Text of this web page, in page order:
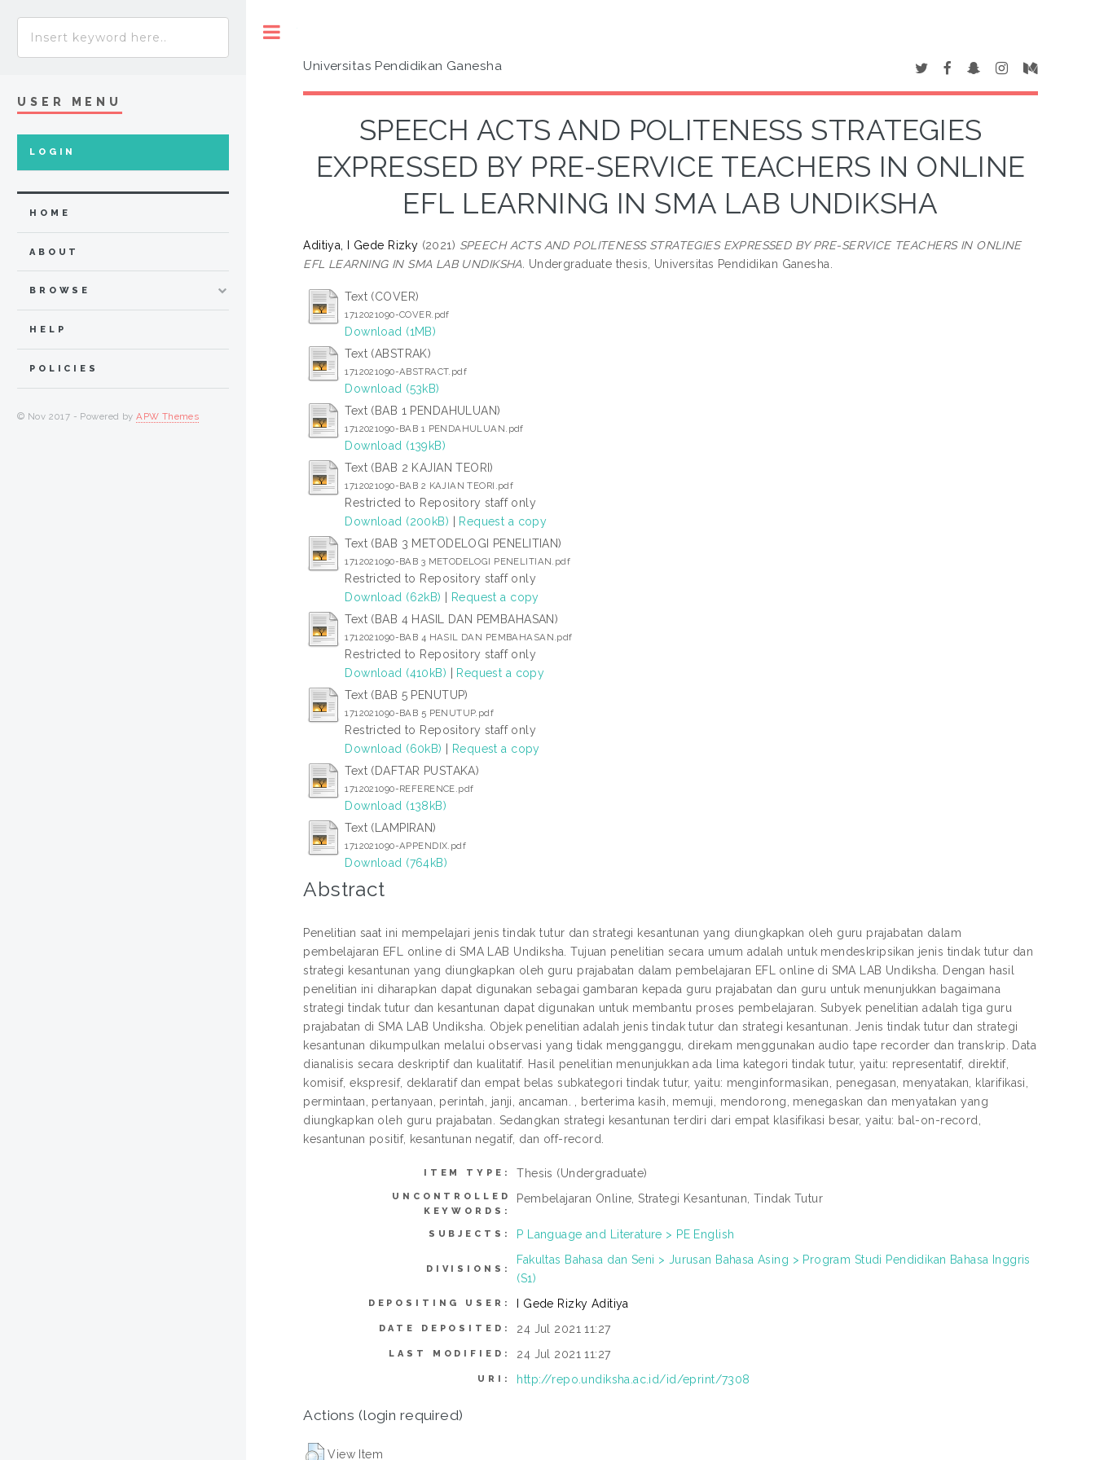
Universitas Pendidikan Ganesha
SPEECH ACTS AND POLITENESS STRATEGIES
EXPRESSED BY PRE-SERVICE TEACHERS IN ONLINE
EFL LEARNING IN SMA LAB UNDIKSHA
Aditiya, I Gede Rizky (2021) SPEECH ACTS AND POLITENESS STRATEGIES EXPRESSED BY PRE-SERVICE TEACHERS IN ONLINE
EFL LEARNING IN SMA LAB UNDIKSHA. Undergraduate thesis, Universitas Pendidikan Ganesha.
Text (COVER)
1712021090-COVER.pdf
Download (1MB)
Text (ABSTRAK)
1712021090-ABSTRACT.pdf
Download (53kB)
Text (BAB 1 PENDAHULUAN)
1712021090-BAB 1 PENDAHULUAN.pdf
Download (139kB)
Text (BAB 2 KAJIAN TEORI)
1712021090-BAB 2 KAJIAN TEORI.pdf
Restricted to Repository staff only
Download (200kB) | Request a copy
Text (BAB 3 METODELOGI PENELITIAN)
1712021090-BAB 3 METODELOGI PENELITIAN.pdf
Restricted to Repository staff only
Download (62kB) | Request a copy
Text (BAB 4 HASIL DAN PEMBAHASAN)
1712021090-BAB 4 HASIL DAN PEMBAHASAN.pdf
Restricted to Repository staff only
Download (410kB) | Request a copy
Text (BAB 5 PENUTUP)
1712021090-BAB 5 PENUTUP.pdf
Restricted to Repository staff only
Download (60kB) | Request a copy
Text (DAFTAR PUSTAKA)
1712021090-REFERENCE.pdf
Download (138kB)
Text (LAMPIRAN)
1712021090-APPENDIX.pdf
Download (764kB)
Abstract
Penelitian saat ini mempelajari jenis tindak tutur dan strategi kesantunan yang diungkapkan oleh guru prajabatan dalam
pembelajaran EFL online di SMA LAB Undiksha. Tujuan penelitian secara umum adalah untuk mendeskripsikan jenis tindak tutur dan
strategi kesantunan yang diungkapkan oleh guru prajabatan dalam pembelajaran EFL online di SMA LAB Undiksha. Dengan hasil
penelitian ini diharapkan dapat digunakan sebagai gambaran kepada guru prajabatan dan guru untuk menunjukkan bagaimana
strategi tindak tutur dan kesantunan dapat digunakan untuk membantu proses pembelajaran. Subyek penelitian adalah tiga guru
prajabatan di SMA LAB Undiksha. Objek penelitian adalah jenis tindak tutur dan strategi kesantunan. Jenis tindak tutur dan strategi
kesantunan dikumpulkan melalui observasi yang tidak mengganggu, direkam menggunakan audio tape recorder dan transkrip. Data
dianalisis secara deskriptif dan kualitatif. Hasil penelitian menunjukkan ada lima kategori tindak tutur, yaitu: representatif, direktif,
komisif, ekspresif, deklaratif dan empat belas subkategori tindak tutur, yaitu: menginformasikan, penegasan, menyatakan, klarifikasi,
permintaan, pertanyaan, perintah, janji, ancaman. , berterima kasih, memuji, mendorong, menegaskan dan menyatakan yang
diungkapkan oleh guru prajabatan. Sedangkan strategi kesantunan terdiri dari empat klasifikasi besar, yaitu: bal-on-record,
kesantunan positif, kesantunan negatif, dan off-record.
ITEM TYPE: Thesis (Undergraduate)
UNCONTROLLED
KEYWORDS:
Pembelajaran Online, Strategi Kesantunan, Tindak Tutur
SUBJECTS: P Language and Literature > PE English
DIVISIONS:
Fakultas Bahasa dan Seni > Jurusan Bahasa Asing > Program Studi Pendidikan Bahasa Inggris
(S1)
DEPOSITING USER: I Gede Rizky Aditiya
DATE DEPOSITED: 24 Jul 2021 11:27
LAST MODIFIED: 24 Jul 2021 11:27
URI: http://repo.undiksha.ac.id/id/eprint/7308
Actions (login required)
View Item
USER MENU
LOGIN
HOME
ABOUT
BROWSE
HELP
POLICIES
© Nov 2017 - Powered byAPW Themes